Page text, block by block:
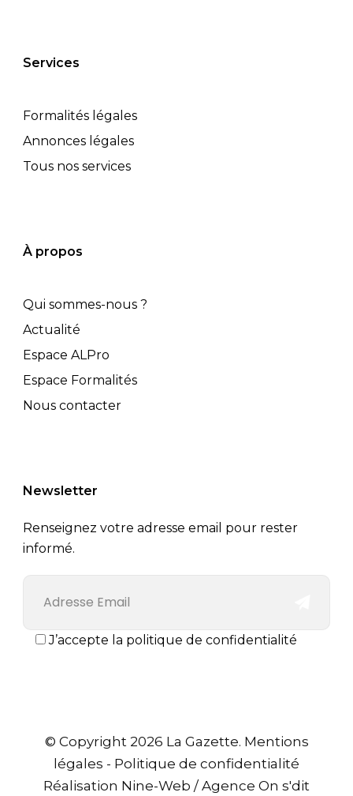
Services
Formalités légales
Annonces légales
Tous nos services
À propos
Qui sommes-nous ?
Actualité
Espace ALPro
Espace Formalités
Nous contacter
Newsletter
Renseignez votre adresse email pour rester
informé.
J’accepte la politique de confidentialité
© Copyright 2026 La Gazette. Mentions
légales - Politique de confidentialité
Réalisation Nine-Web /Agence On s'dit